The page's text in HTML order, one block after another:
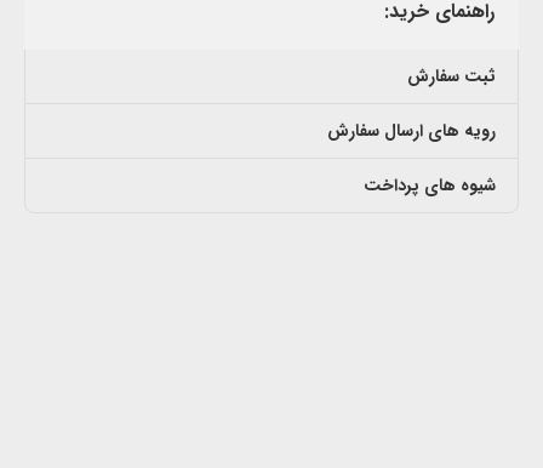
راهنمای خرید:
ثبت سفارش
رویه های ارسال سفارش
شیوه های پرداخت